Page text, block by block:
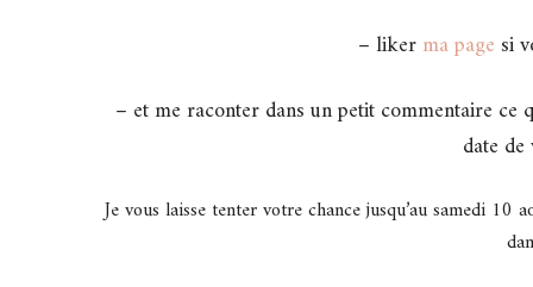
– likerma page si
– et me raconter dans un petit commentaire
date
Je vous laisse tenter votre chance jusqu’au samedi